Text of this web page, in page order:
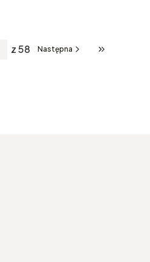
z 58 Następna
Przejdź do